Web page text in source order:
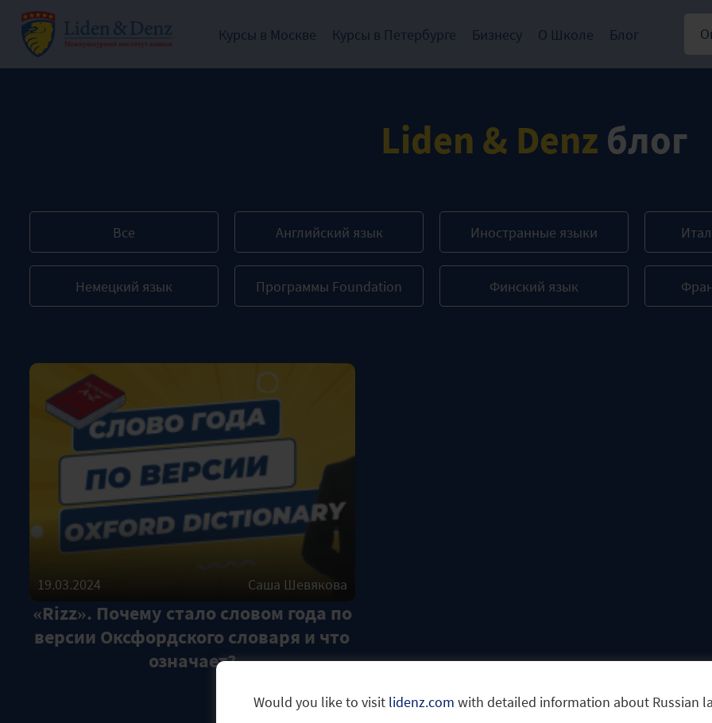
Would you like to visit lidenz.com with detailed information about Russian
Курсы в Москве Курсы в Петербурге Бизнесу О Школе Блог
Liden & Denz блог
Все Английский язык Иностранные языки
Немецкий язык Программы Foundation Финский язык
19.03.2024 Саша Шевякова
«Rizz». Почему стало словом года по
версии Оксфордского словаря и что
означает?